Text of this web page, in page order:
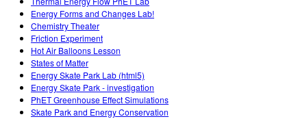
Energy Forms and Changes Lab!
Chemistry Theater
Friction Experiment
Hot Air Balloons Lesson
States of Matter
Energy Skate Park Lab (html5)
Energy Skate Park - investigation
PhET Greenhouse Effect Simulations
Skate Park and Energy Conservation